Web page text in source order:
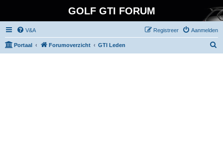
GOLF GTI FORUM
V&A Aanmelden
Registreer
Portaal Forumoverzicht GTI Leden